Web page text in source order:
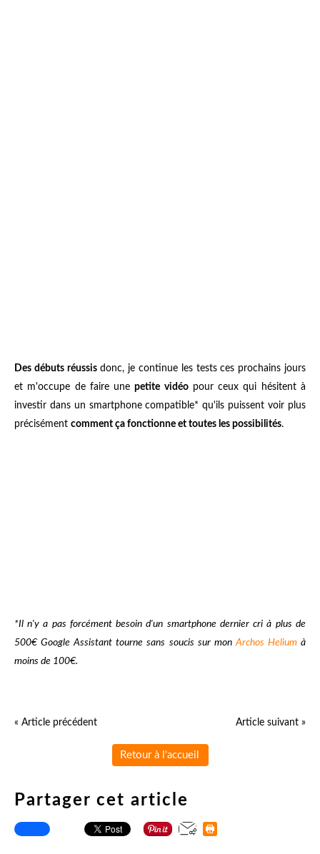
Des débuts réussisdonc, je continue les tests ces prochains jours
et m'occupe de faire unepetite vidéopour ceux qui hésitent à
investir dans un smartphone compatible* qu'ils puissent voir plus
précisément comment ça fonctionne et toutes les possibilités.
*Il n'y a pas forcément besoin d'un smartphone dernier cri à plus de
500€ Google Assistant tourne sans soucis sur monArchos Heliumà
moins de 100€.
« Article précédent Article suivant »
Retour à l'accueil
Partager cet article